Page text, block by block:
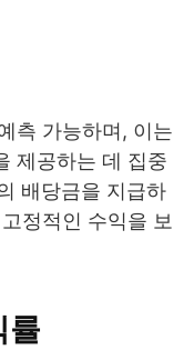
측 가능하며, 이는
제공하는 데 집중
배당금을 지급하
정적인 수익을 보
률